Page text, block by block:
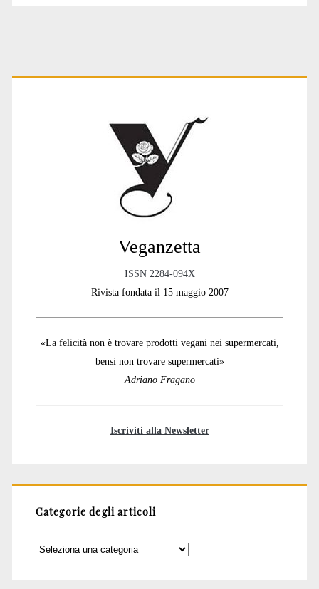
Primary
Veganzetta
ISSN 2284-094X
Rivista fondata il 15 maggio 2007
«La felicità non è trovare prodotti vegani nei supermercati,
bensì non trovare supermercati»
Adriano Fragano
Iscriviti alla Newsletter
Categorie degli articoli
Categorie